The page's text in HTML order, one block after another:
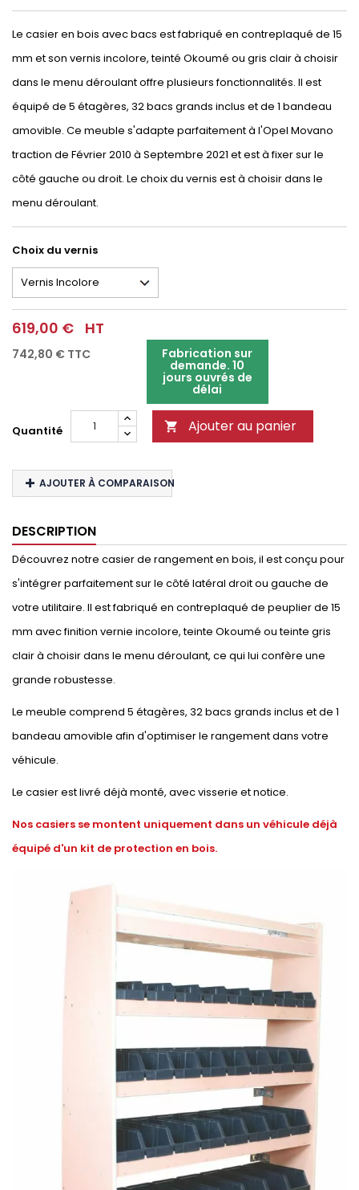
Le casier en bois avec bacs est fabriqué en contreplaqué de 15
mm et son vernis incolore, teinté Okoumé ou gris clair à choisir
dans le menu déroulant offre plusieurs fonctionnalités. Il est
équipé de 5 étagères, 32 bacs grands inclus et de 1 bandeau
amovible. Ce meuble s'adapte parfaitement à l'Opel Movano
traction de Février 2010 à Septembre 2021 et est à fixer sur le
côté gauche ou droit. Le choix du vernis est à choisir dans le
menu déroulant.
Choix du vernis
619,00 € HT
742,80 € TTC Fabrication sur
demande. 10
jours ouvrés de
délai
Quantité  Ajouter au panier
AJOUTER À COMPARAISON
DESCRIPTION
Découvrez notre casier de rangement en bois, il est conçu pour
s'intégrer parfaitement sur le côté latéral droit ou gauche de
votre utilitaire. Il est fabriqué en contreplaqué de peuplier de 15
mm avec finition vernie incolore, teinte Okoumé ou teinte gris
clair à choisir dans le menu déroulant, ce qui lui confère une
grande robustesse.
Le meuble comprend 5 étagères, 32 bacs grands inclus et de 1
bandeau amovible afin d'optimiser le rangement dans votre
véhicule.
Le casier est livré déjà monté, avec visserie et notice.
Nos casiers se montent uniquement dans un véhicule déjà
équipé d'un kit de protection en bois.